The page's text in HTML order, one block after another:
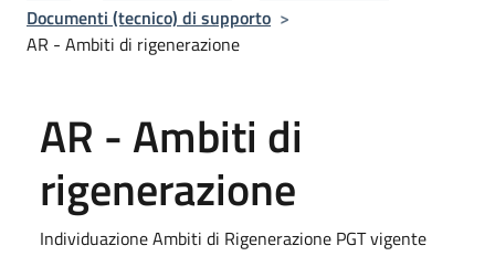
Documenti (tecnico) di supporto >
AR - Ambiti di rigenerazione
AR - Ambiti di
rigenerazione
Individuazione Ambiti di Rigenerazione PGT vigente